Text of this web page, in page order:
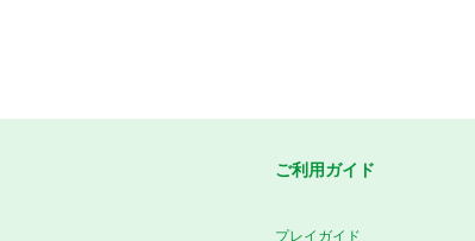
ご利用ガイド
プレイガイド